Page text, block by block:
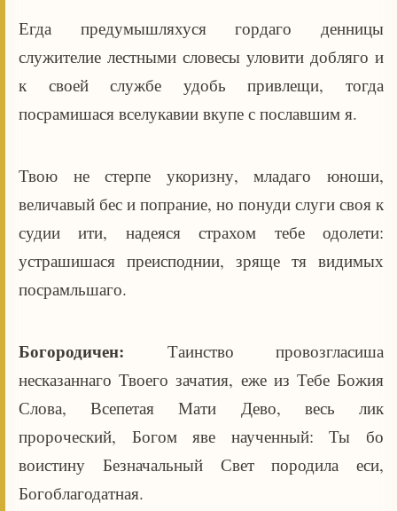
Егда предумышляхуся гордаго денницы
служителие лестными словесы уловити добляго и
к своей службе удобь привлещи, тогда
посрамишася вселукавии вкупе с пославшим я.
Твою не стерпе укоризну, младаго юноши,
величавый бес и попрание, но понуди слуги своя к
судии ити, надеяся страхом тебе одолети:
устрашишася преисподнии, зряще тя видимых
посрамльшаго.
Богородичен: Таинство провозгласиша
несказаннаго Твоего зачатия, еже из Тебе Божия
Слова, Всепетая Мати Дево, весь лик
пророческий, Богом яве наученный: Ты бо
воистину Безначальный Свет породила еси,
Богоблагодатная.